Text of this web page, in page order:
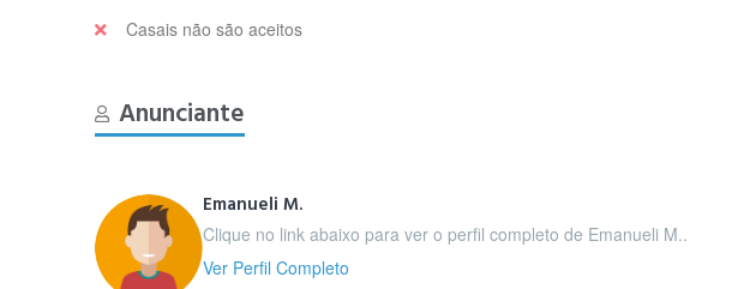
Casais não são aceitos
Anunciante
Emanueli M.
Clique no link abaixo para ver o perfil completo de Emanueli M..
Ver Perfil Completo